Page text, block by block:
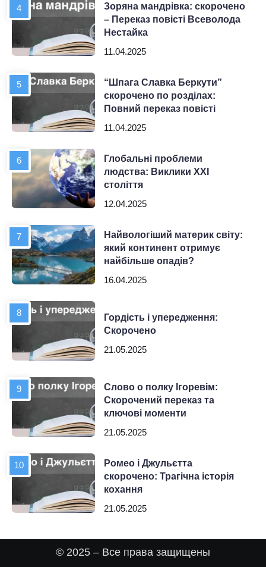
Зоряна мандрівка: скорочено
– Переказ повісті Всеволода
Нестайка
11.04.2025
“Шпага Славка Беркути”
скорочено по розділах:
Повний переказ повісті
11.04.2025
Глобальні проблеми
людства: Виклики XXI
століття
12.04.2025
Найвологіший материк світу:
який континент отримує
найбільше опадів?
16.04.2025
Гордість і упередження:
Скорочено
21.05.2025
Слово о полку Ігоревім:
Скорочений переказ та
ключові моменти
21.05.2025
Ромео і Джульєтта
скорочено: Трагічна історія
кохання
21.05.2025
© 2025 – Все права защищены